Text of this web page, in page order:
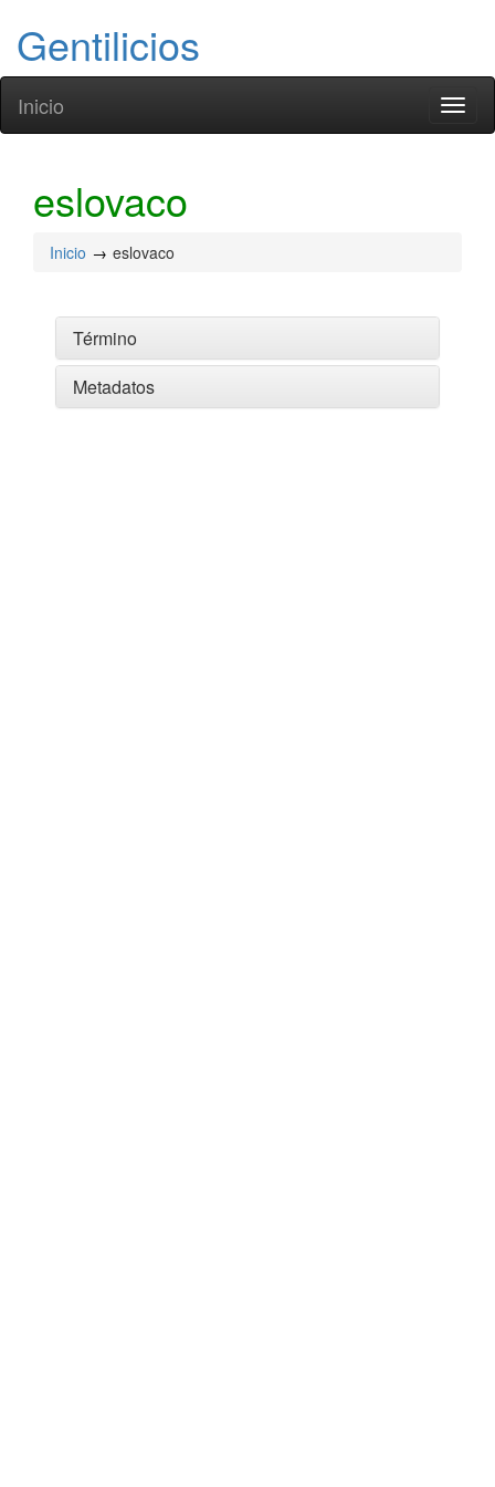
Gentilicios
Inicio
eslovaco
Inicio eslovaco
Término
Metadatos